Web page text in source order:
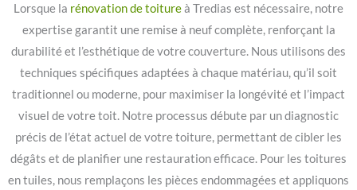
Lorsque la rénovation de toitureà Tredias est nécessaire, notre
expertise garantit une remise à neuf complète, renforçant la
durabilité et l’esthétique de votre couverture. Nous utilisons des
techniques spécifiques adaptées à chaque matériau, qu’il soit
traditionnel ou moderne, pour maximiser la longévité et l’impact
visuel de votre toit. Notre processus débute par un diagnostic
précis de l’état actuel de votre toiture, permettant de cibler les
dégâts et de planifier une restauration efficace. Pour les toitures
en tuiles, nous remplaçons les pièces endommagées et appliquons